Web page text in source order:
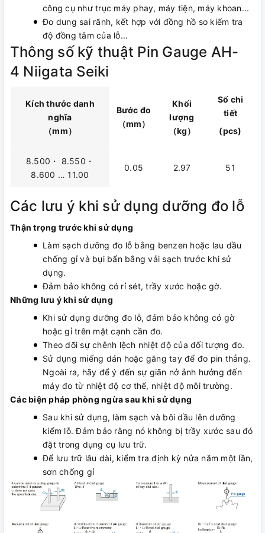
công cụ như trục máy phay, máy tiện, máy khoan...
Đo dung sai rãnh, kết hợp với đồng hồ so kiểm tra
độ đồng tâm của lỗ...
Thông số kỹ thuật Pin Gauge AH-
4 Niigata Seiki
Kích thước danh
nghĩa
（mm）
Bước đo
（mm）
Khối
lượng
（kg）
Số chi
tiết
(pcs)
8.500・ 8.550・
8.600 … 11.00
0.05 2.97 51
Các lưu ý khi sử dụng dưỡng đo lỗ
Thận trọng trước khi sử dụng
Làm sạch dưỡng đo lỗ bằng benzen hoặc lau dầu
chống gỉ và bụi bẩn bằng vải sạch trước khi sử
dụng.
Đảm bảo không có rỉ sét, trầy xước hoặc gờ.
Những lưu ý khi sử dụng
Khi sử dụng dưỡng đo lỗ, đảm bảo không có gờ
hoặc gỉ trên mặt cạnh cần đo.
Theo dõi sự chênh lệch nhiệt độ của đối tượng đo.
Sử dụng miếng dán hoặc găng tay để đo pin thẳng.
Ngoài ra, hãy để ý đến sự giãn nở ảnh hưởng đến
máy đo từ nhiệt độ cơ thể, nhiệt độ môi trường.
Các biện pháp phòng ngừa sau khi sử dụng
Sau khi sử dụng, làm sạch và bôi dầu lên dưỡng
kiểm lỗ. Đảm bảo rằng nó không bị trầy xước sau đó
đặt trong dụng cụ lưu trữ.
Để lưu trữ lâu dài, kiểm tra định kỳ nửa năm một lần,
sơn chống gỉ